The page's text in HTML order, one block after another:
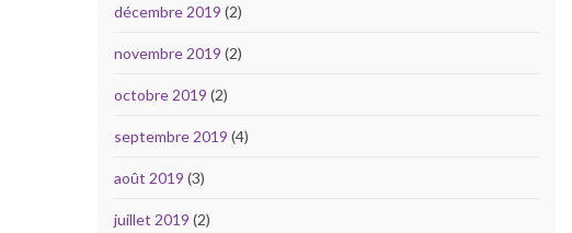
décembre 2019 (2)
novembre 2019 (2)
octobre 2019 (2)
septembre 2019 (4)
août 2019 (3)
juillet 2019 (2)